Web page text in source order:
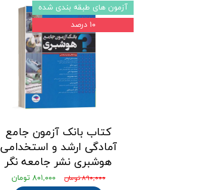
کتاب بانک آزمون جامع
آمادگی ارشد و استخدامی
هوشبری نشر جامعه نگر
۸۹۰,۰۰۰ تومان ۸۰۱,۰۰۰ تومان
آزمون های طبقه بندی شده
۱۰ درصد